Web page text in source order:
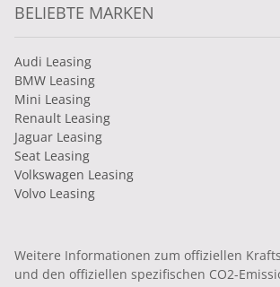
BELIEBTE MARKEN
Audi Leasing
BMW Leasing
Mini Leasing
Renault Leasing
Jaguar Leasing
Seat Leasing
Volkswagen Leasing
Volvo Leasing
Weitere Informationen zum offiziellen
und den offiziellen spezifischen CO2-